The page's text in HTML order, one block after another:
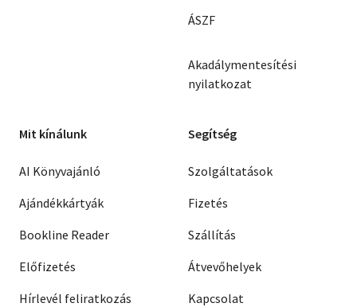
ÁSZF
Akadálymentesítési
nyilatkozat
Mit kínálunk
AI Könyvajánló
Ajándékkártyák
Bookline Reader
Előfizetés
Hírlevél feliratkozás
Segítség
Szolgáltatások
Fizetés
Szállítás
Átvevőhelyek
Kapcsolat